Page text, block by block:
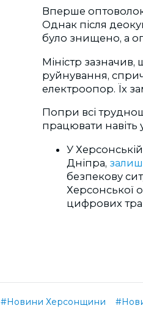
Вперше
Однак після
було знищено, а
Міністр зазначив,
руйнування,
електроопор. Їх
Попри всі
працювати навіть
У Херсонській
Дніпра,
безпекову
Херсонської
цифрових
#Новини Херсонщини